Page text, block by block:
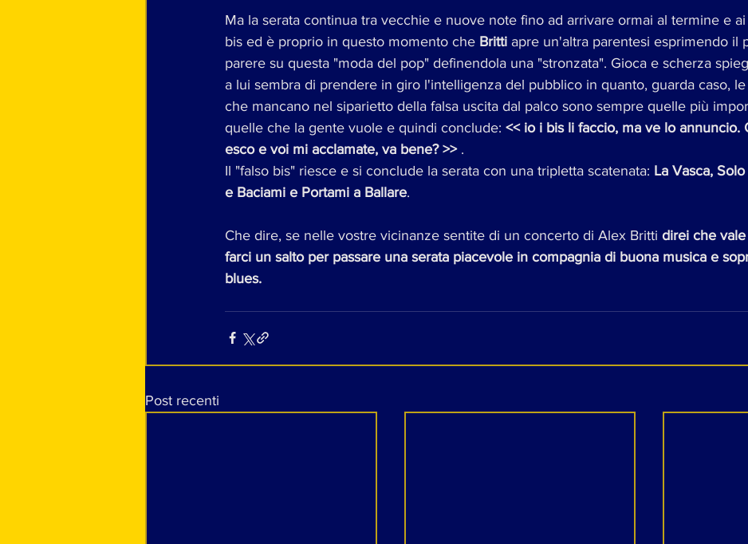
Ma la serata continua tra vecchie e nuove note fino ad arrivare ormai al termine e ai
bis ed è proprio in questo momento che Britti apre un'altra parentesi esprimendo il
parere su questa "moda del pop" definendola una "stronzata". Gioca e scherza
a lui sembra di prendere in giro l'intelligenza del pubblico in quanto, guarda caso,
che mancano nel siparietto della falsa uscita dal palco sono sempre quelle più
quelle che la gente vuole e quindi conclude: << io i bis li faccio, ma ve lo annuncio.
esco e voi mi acclamate, va bene? >> .
Il "falso bis" riesce e si conclude la serata con una tripletta scatenata: La Vasca,
e Baciami e Portami a Ballare.
Che dire, se nelle vostre vicinanze sentite di un concerto di Alex Britti direi che
farci un salto per passare una serata piacevole in compagnia di buona musica e
blues.
Post recenti